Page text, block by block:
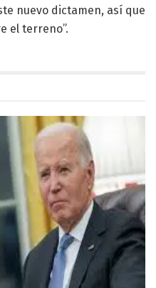
nuevo dictamen, así que
el terreno”.